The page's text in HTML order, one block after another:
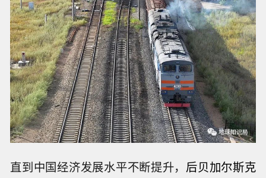
直到中国经济发展水平不断提升， 后贝加尔斯克